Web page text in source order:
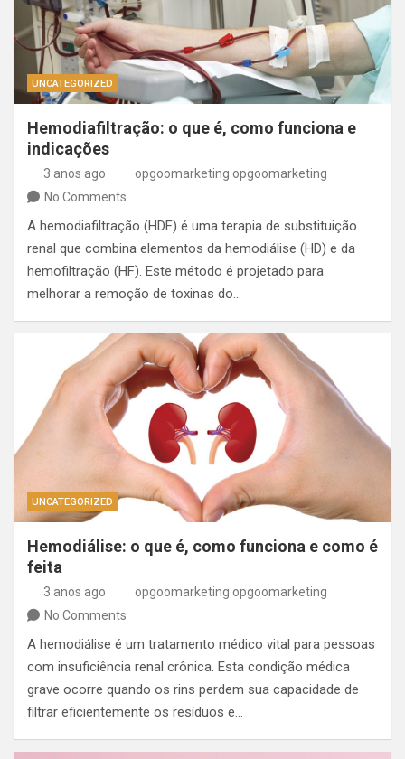
UNCATEGORIZED
Hemodiafiltração: o que é, como funciona e
indicações
3 anos ago
opgoomarketing opgoomarketing
No Comments
A hemodiafiltração (HDF) é uma terapia de substituição
renal que combina elementos da hemodiálise (HD) e da
hemofiltração (HF). Este método é projetado para
melhorar a remoção de toxinas do…
UNCATEGORIZED
Hemodiálise: o que é, como funciona e como é
feita
3 anos ago
opgoomarketing opgoomarketing
No Comments
A hemodiálise é um tratamento médico vital para pessoas
com insuficiência renal crônica. Esta condição médica
grave ocorre quando os rins perdem sua capacidade de
filtrar eficientemente os resíduos e…